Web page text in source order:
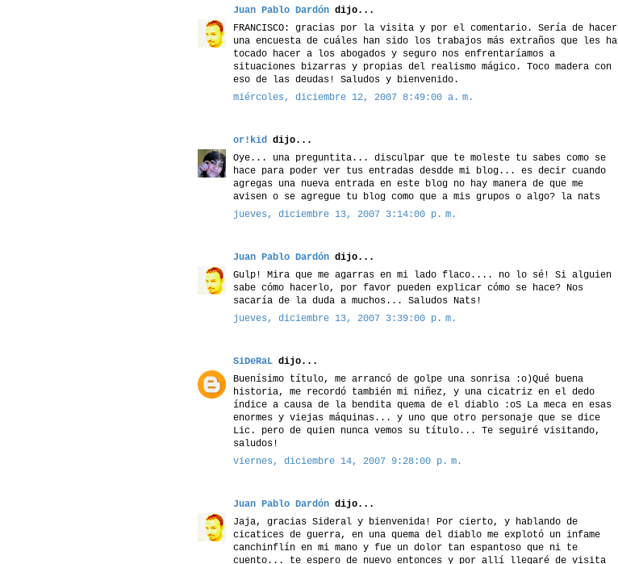
Juan Pablo Dardón dijo...
FRANCISCO: gracias por la visita y por el comentario. Sería de hacer
una encuesta de cuáles han sido los trabajos más extraños que les ha
tocado hacer a los abogados y seguro nos enfrentaríamos a
situaciones bizarras y propias del realismo mágico. Toco madera con
eso de las deudas! Saludos y bienvenido.
miércoles, diciembre 12, 2007 8:49:00 a. m.
or!kid
dijo...
Oye... una preguntita... disculpar que te moleste tu sabes como se
hace para poder ver tus entradas desdde mi blog... es decir cuando
agregas una nueva entrada en este blog no hay manera de que me
avisen o se agregue tu blog como que a mis grupos o algo? la nats
jueves, diciembre 13, 2007 3:14:00 p. m.
Juan Pablo Dardón dijo...
Gulp! Mira que me agarras en mi lado flaco.... no lo sé! Si alguien
sabe cómo hacerlo, por favor pueden explicar cómo se hace? Nos
sacaría de la duda a muchos... Saludos Nats!
jueves, diciembre 13, 2007 3:39:00 p. m.
SiDeRaL dijo...
Buenísimo título, me arrancó de golpe una sonrisa :o)Qué buena
historia, me recordó también mi niñez, y una cicatriz en el dedo
índice a causa de la bendita quema de el diablo :oS La meca en esas
enormes y viejas máquinas... y uno que otro personaje que se dice
Lic. pero de quien nunca vemos su título... Te seguiré visitando,
saludos!
viernes, diciembre 14, 2007 9:28:00 p. m.
Juan Pablo Dardón dijo...
Jaja, gracias Sideral y bienvenida! Por cierto, y hablando de
cicatices de guerra, en una quema del diablo me explotó un infame
canchinflín en mi mano y fue un dolor tan espantoso que ni te
cuento... te espero de nuevo entonces y por allí llegaré de visita